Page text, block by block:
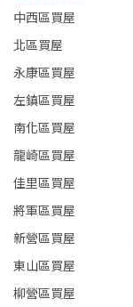
中西區買屋
北區買屋
永康區買屋
左鎮區買屋
南化區買屋
龍崎區買屋
佳里區買屋
將軍區買屋
新營區買屋
東山區買屋
柳營區買屋